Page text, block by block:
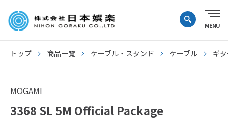
トップ 商品一覧 ケーブル・スタンド ケーブル ギ
MOGAMI
3368 SL 5M Official Package